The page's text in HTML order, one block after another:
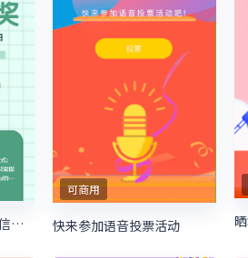
家有萌娃投票赢大奖微信投票活动
可商用
快来参加语音投票活动